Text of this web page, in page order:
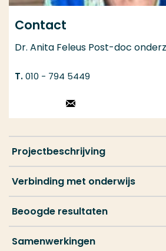
Contact
Dr. Anita Feleus Post-doc
010 - 794 5449
Stuur een email
Projectbeschrijving
Verbinding met onderwijs
Beoogde resultaten
Samenwerkingen